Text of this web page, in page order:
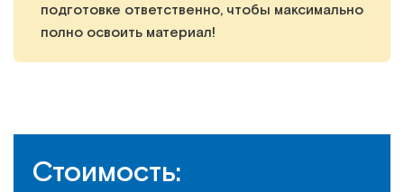
подготовке ответственно, чтобы максимально
полно освоить материал!
Стоимость: